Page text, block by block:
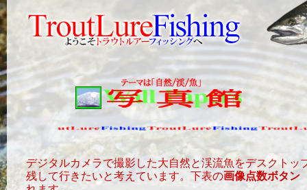
デジタルカメラで撮影した大自然と渓流魚をデスクト
残して行きたいと考えています。下表の画像点数ボタン